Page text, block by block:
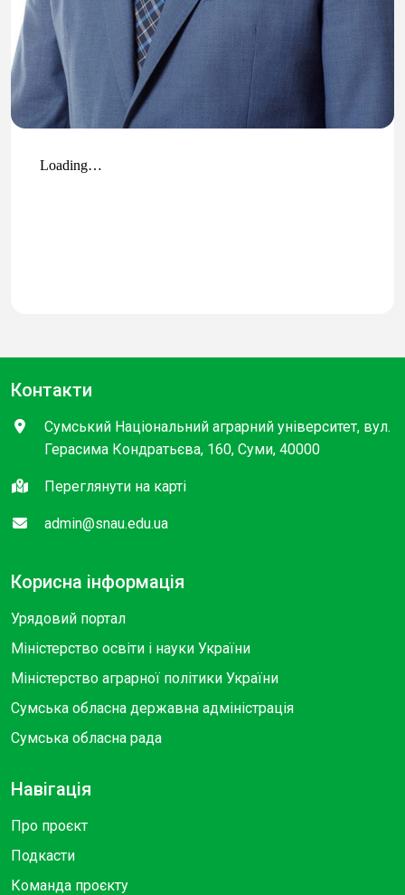
Контакти
Сумський Національний аграрний університет, вул.
Герасима Кондратьєва, 160, Суми, 40000
Переглянути на карті
admin@snau.edu.ua
Корисна інформація
Урядовий портал
Міністерство освіти і науки України
Міністерство аграрної політики України
Сумська обласна державна адміністрація
Сумська обласна рада
Навігація
Про проєкт
Подкасти
Команда проєкту